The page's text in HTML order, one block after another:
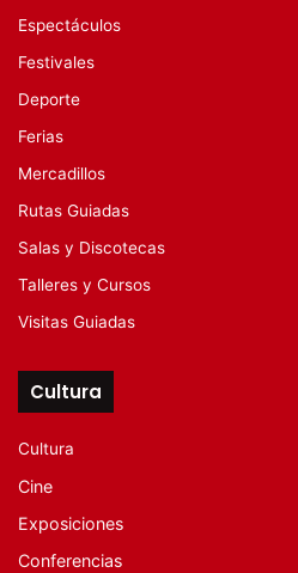
Espectáculos
Festivales
Deporte
Ferias
Mercadillos
Rutas Guiadas
Salas y Discotecas
Talleres y Cursos
Visitas Guiadas
Cultura
Cultura
Cine
Exposiciones
Conferencias